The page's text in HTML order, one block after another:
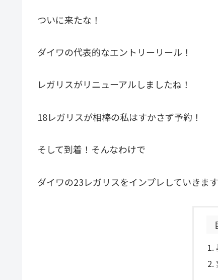
ついに来たな！
ダイワの代表的なエントリーリール！
レガリスがリニューアルしましたね！
18レガリスが相棒の私はすかさず予約！
そして到着！そんなわけで
ダイワの23レガリスをインプレしていきます